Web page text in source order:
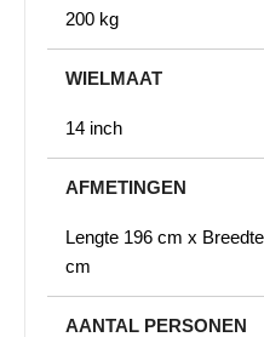
200 kg
WIELMAAT
14 inch
AFMETINGEN
Lengte 196 cm x
cm
AANTAL PERSONEN